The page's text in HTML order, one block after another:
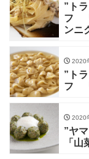
”ト
フ
ンニ
2020
”ト
フ 「
2020
”ヤ
「